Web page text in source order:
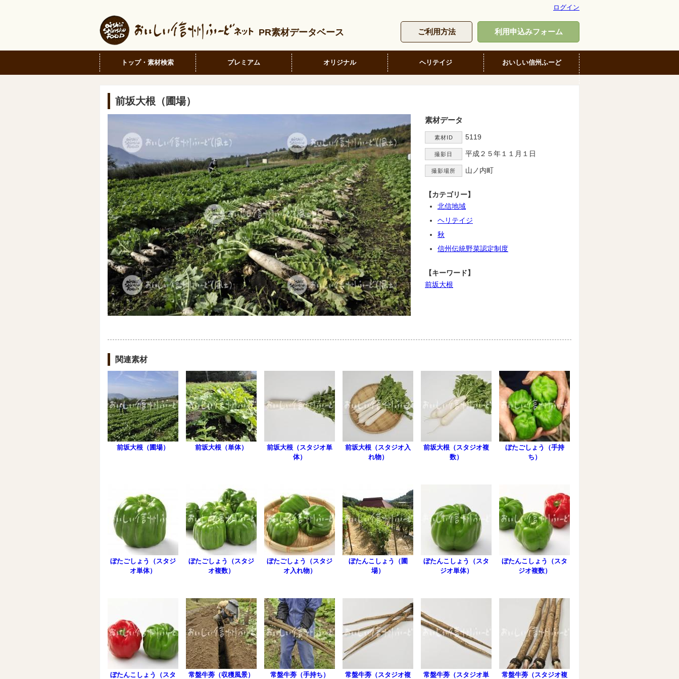
ログイン
PR素材データベース ご利用方法 利用申込みフォーム
トップ・素材検索 プレミアム オリジナル ヘリテイジ おいしい信州ふーど
前坂大根（圃場）
素材データ
素材ID 5119
撮影日 平成２５年１１月１日
撮影場所 山ノ内町
【カテゴリー】
北信地域
ヘリテイジ
秋
信州伝統野菜認定制度
【キーワード】
前坂大根
関連素材
前坂大根（圃場） 前坂大根（単体）
前坂大根（スタジオ単
体）
前坂大根（スタジオ入
れ物）
前坂大根（スタジオ複
数）
ぼたごしょう（手持
ち）
ぼたごしょう（スタジ
オ単体）
ぼたごしょう（スタジ
オ複数）
ぼたごしょう（スタジ
オ入れ物）
ぼたんこしょう（圃
場）
ぼたんこしょう（スタ
ジオ単体）
ぼたんこしょう（スタ
ジオ複数）
ぼたんこしょう（スタ 常盤牛蒡（収穫風景） 常盤牛蒡（手持ち） 常盤牛蒡（スタジオ複 常盤牛蒡（スタジオ単 常盤牛蒡（スタジオ複